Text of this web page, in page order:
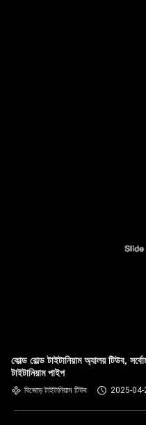
কোল্ড রোল্ড টাইটানিয়াম অ্যালয় টিউব,
টাইটানিয়াম পাইপ
বিজোড় টাইটানিয়াম টিউব 2025-04-